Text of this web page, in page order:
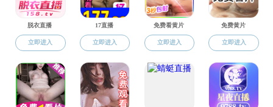
伊利集团2025校园招聘来袭，丰厚福利
与广阔发展空间等你探索
发布时间：2025-06-05 20:35 浏览次数： 147